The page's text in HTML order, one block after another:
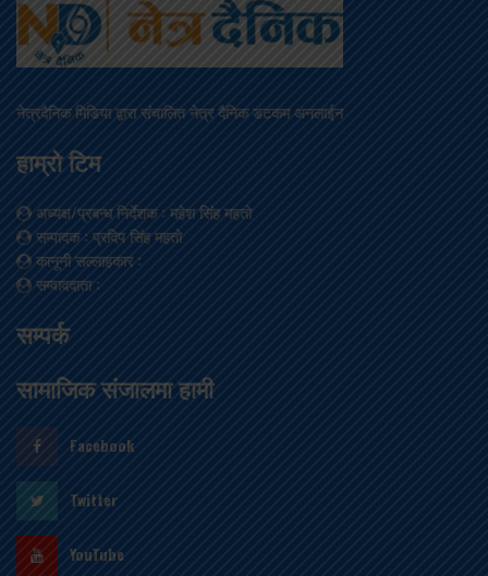
नेत्रदैनिक मिडिया द्वारा संचालित नेत्र दैनिक डटकम अनलाईन
हाम्रो टिम
अध्यक्ष/प्रबन्ध निर्देशक: महेश सिंह महतो
सम्पादक: प्रदिप सिंह महतो
कानूनी सल्लाहकार:
सम्वाददाता:
सम्पर्क
सामाजिक संजालमा हामी
Facebook
Twitter
YouTube